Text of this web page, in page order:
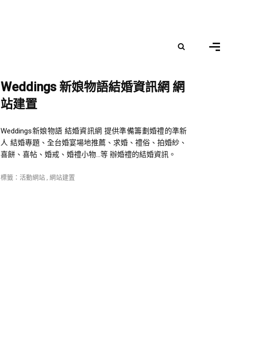
Weddings 新娘物語結婚資訊網 網
站建置
Weddings新娘物語 結婚資訊網 提供準備籌劃婚禮的準新
人 結婚專題、全台婚宴場地推薦、求婚、禮俗、拍婚紗、
喜餅、喜帖、婚戒、婚禮小物...等 辦婚禮的結婚資訊。
標籤：活動網站 ,網站建置